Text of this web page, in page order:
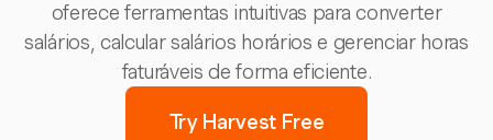
oferece ferramentas intuitivas para converter
salários, calcular salários horários e gerenciar horas
faturáveis de forma eficiente.
Try Harvest Free